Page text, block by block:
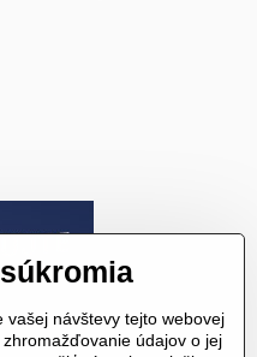
návštevy tejto webovej
údajov o jej